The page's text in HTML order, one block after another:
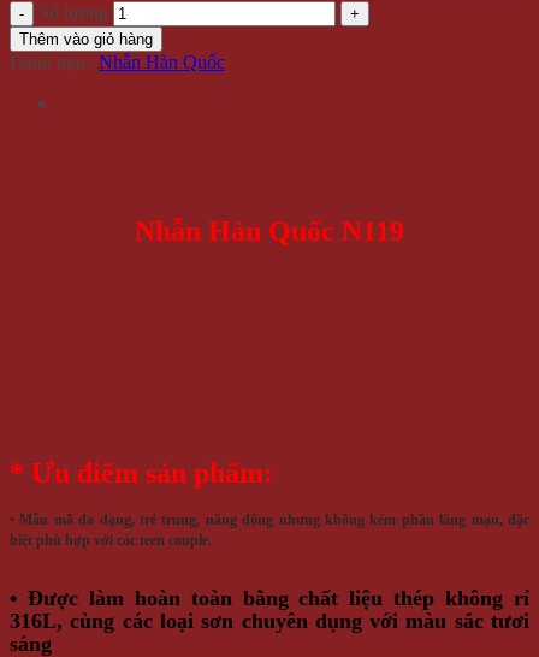
Số lượng
Thêm vào giỏ hàng
Danh mục: Nhẫn Hàn Quốc
Nhẫn Hàn Quốc N119
* Ưu điểm sản phẩm:
• Mẫu mã đa dạng, trẻ trung, năng động nhưng không kém phần lãng mạn, đặc
biệt phù hợp với các teen couple.
• Được làm hoàn toàn bằng chất liệu thép không rỉ
316L, cùng các loại sơn chuyên dụng với màu sắc tươi
sáng